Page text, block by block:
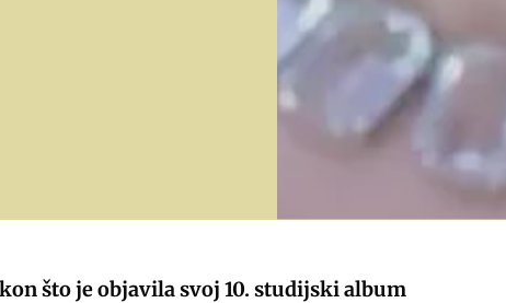
što je objavila svoj 10. studijski album